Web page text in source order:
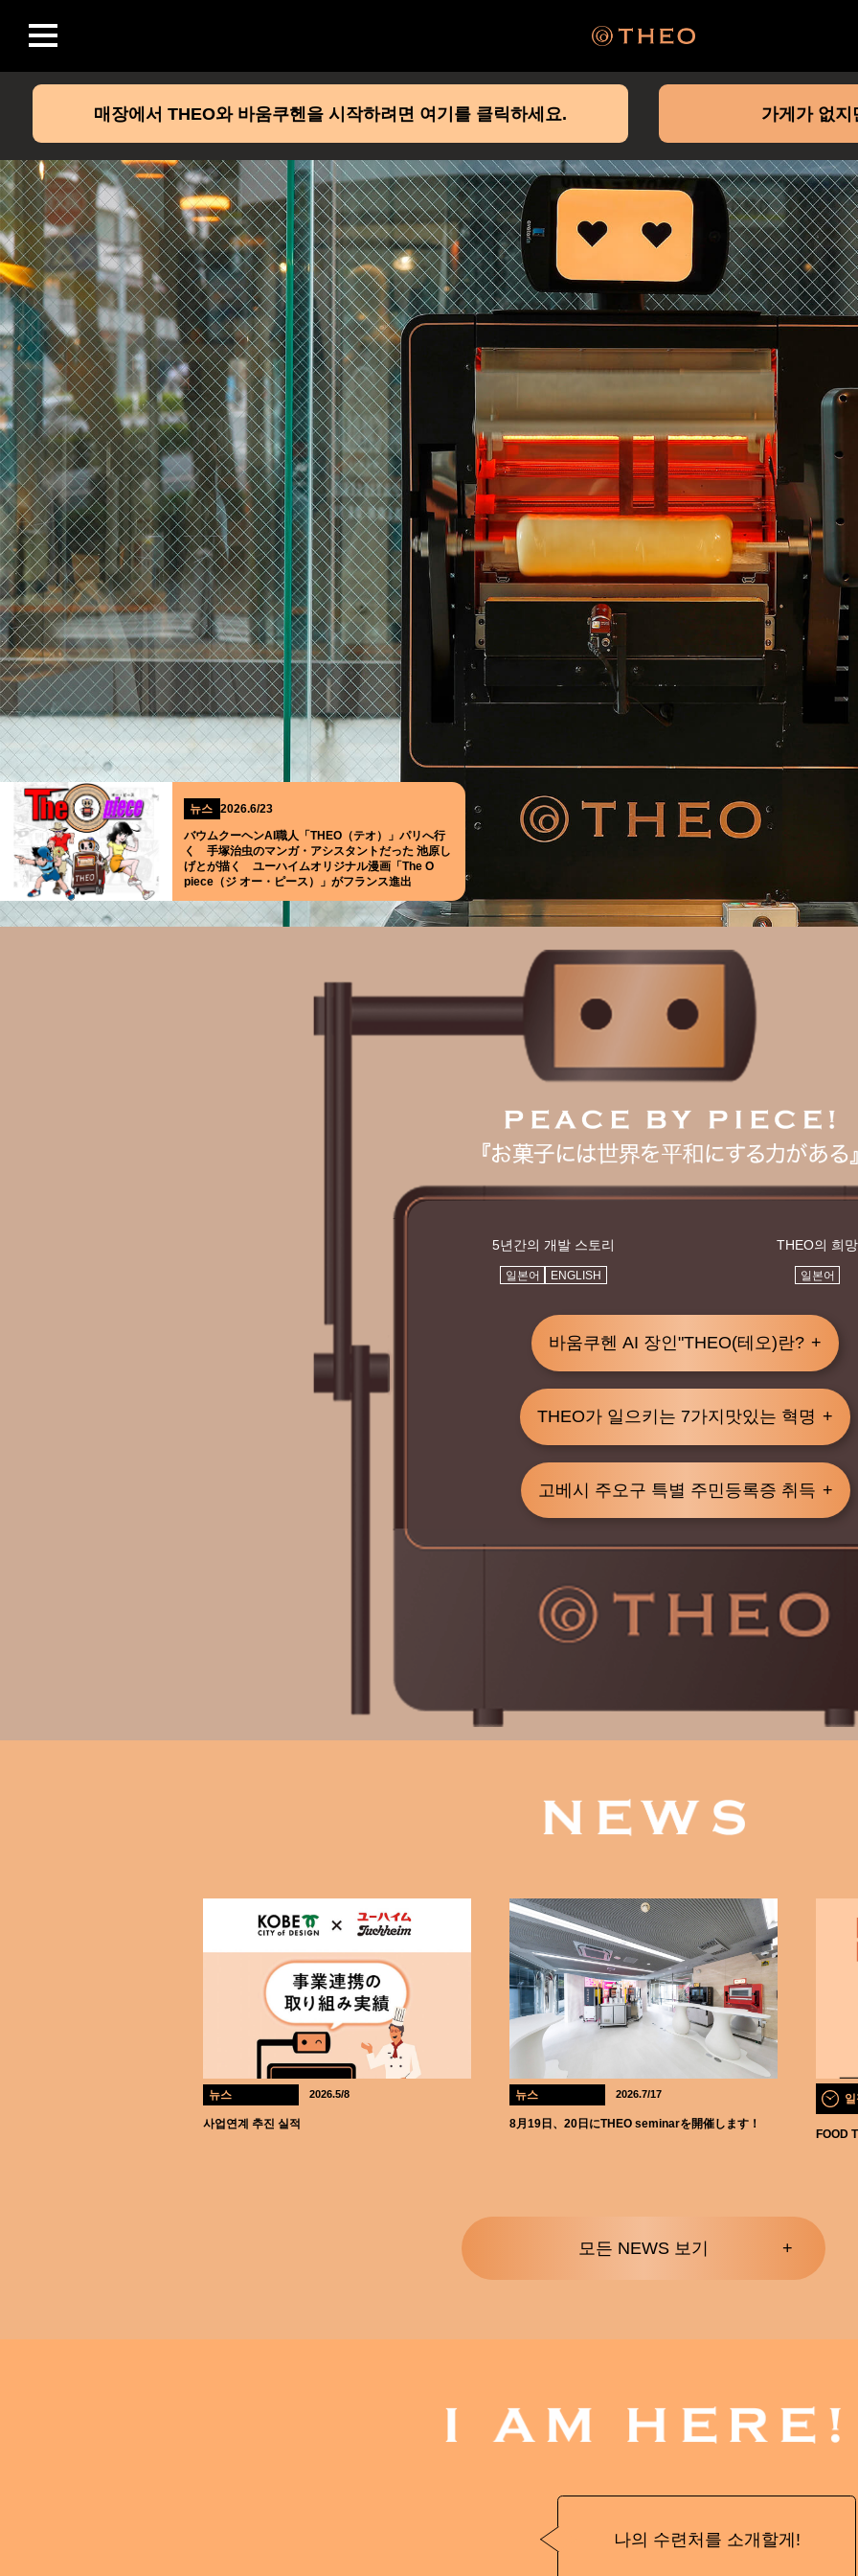
매장에서 THEO와 바움쿠헨을 시작하려면 여기를 클릭하세요. 가게가 없
뉴스 2026.6/23
バウムクーヘンAI職人「THEO（テオ）」パリへ行
く 手塚治虫のマンガ・アシスタントだった 池原し
げとが描く ユーハイムオリジナル漫画「The O
piece（ジ オー・ピース）」がフランス進出
5년간의 개발 스토리
일본어 ENGLISH
THEO의 희망
일본어
바움쿠헨 AI 장인"THEO(테오)란?
THEO가 일으키는 7가지 맛있는 혁명
고베시 주오구 특별 주민등록증 취득
뉴스 2026.5/8
사업연계 추진 실적
뉴스 2026.7/17
8月19日、20日にTHEO seminarを開催します！
FOOD
모든 NEWS 보기
나의 수련처를 소개할게!